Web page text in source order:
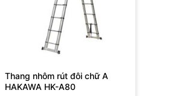
Thang nhôm rút đôi chữ A
HAKAWA HK-A80